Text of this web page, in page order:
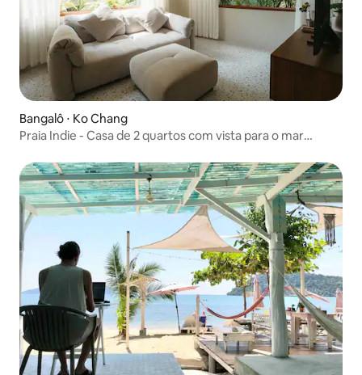
Bangalô ⋅ Ko Chang
Praia Indie - Casa de 2 quartos com vista para o mar